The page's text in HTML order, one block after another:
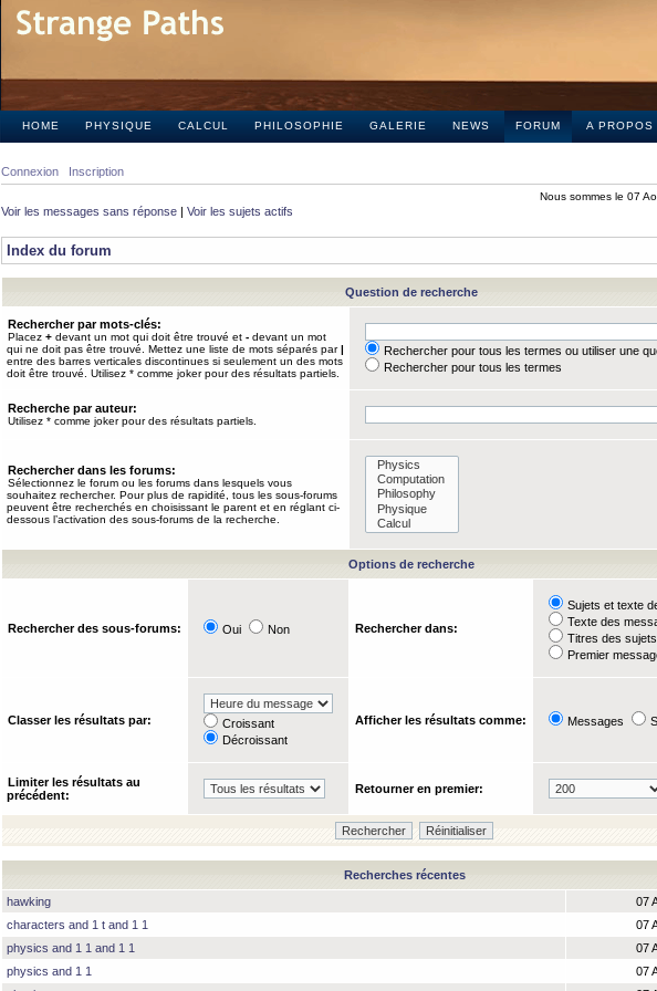
HOME PHYSIQUE CALCUL PHILOSOPHIE GALERIE NEWS FORUM A PROPOS
Connexion Inscription
Nous sommes le 07
Voir les messages sans réponse | Voir les sujets actifs
Index du forum
Question de recherche
Rechercher par mots-clés:
Placez + devant un mot qui doit être trouvé et - devant un mot
qui ne doit pas être trouvé. Mettez une liste de mots séparés par|
entre des barres verticales discontinues si seulement un des mots
doit être trouvé. Utilisez * comme joker pour des résultats partiels.
Rechercher pour tous les termes ou utiliser une
Rechercher pour tous les termes
Recherche par auteur:
Utilisez * comme joker pour des résultats partiels.
Rechercher dans les forums:
Sélectionnez le forum ou les forums dans lesquels vous
souhaitez rechercher. Pour plus de rapidité, tous les sous-forums
peuvent être recherchés en choisissant le parent et en réglant ci-
dessous l’activation des sous-forums de la recherche.
Options de recherche
Rechercher des sous-forums: Oui Non Rechercher dans:
Sujets et texte
Texte des
Titres des
Premier
Classer les résultats par:
Croissant
Décroissant
Afficher les résultats comme: Messages
Limiter les résultats au
précédent:
Retourner en premier:
Recherches récentes
hawking
07
characters and 1 t and 1 1
07
physics and 1 1 and 1 1
07
physics and 1 1
07